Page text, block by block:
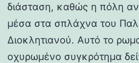
διάσταση, καθώς η πόλη
μέσα στα σπλάχνα του
Διοκλητιανού. Αυτό το
οχυρωμένο συγκρότημα